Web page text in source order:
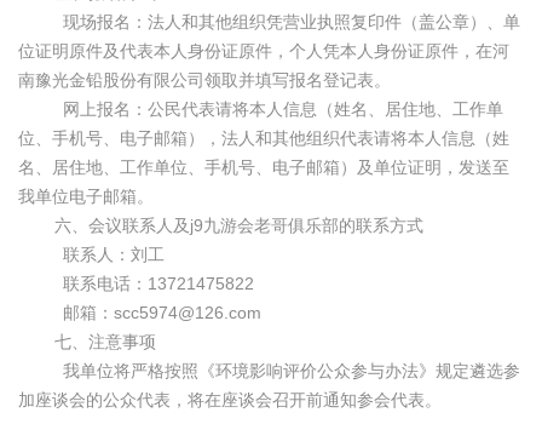
现场报名：法人和其他组织凭营业执照复印件（盖公章）、单
位证明原件及代表本人身份证原件，个人凭本人身份证原件，在河
南豫光金铅股份有限公司领取并填写报名登记表。
网上报名：公民代表请将本人信息（姓名、居住地、工作单
位、手机号、电子邮箱），法人和其他组织代表请将本人信息（姓
名、居住地、工作单位、手机号、电子邮箱）及单位证明，发送至
我单位电子邮箱。
六、会议联系人及j9九游会老哥俱乐部的联系方式
联系人：刘工
联系电话：13721475822
邮箱：scc5974@126.com
七、注意事项
我单位将严格按照《环境影响评价公众参与办法》规定遴选参
加座谈会的公众代表，将在座谈会召开前通知参会代表。